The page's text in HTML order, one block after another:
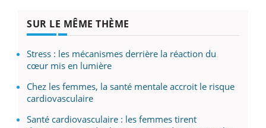
SUR LE MÊME THÈME
Stress : les mécanismes derrière la réaction du
cœur mis en lumière
Chez les femmes, la santé mentale accroit le risque
cardiovasculaire
Santé cardiovasculaire : les femmes tirent